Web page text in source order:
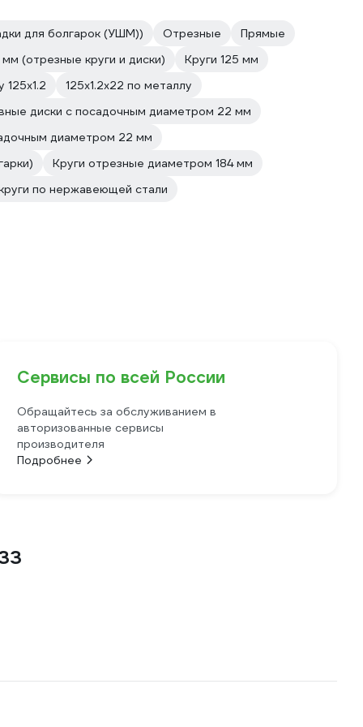
для болгарок (УШМ)) Отрезные
Прямые
мм (отрезные круги и диски)
Круги 125 мм
125х1.2
125х1.2х22 по металлу
диски с посадочным диаметром 22 мм
диаметром 22 мм
Круги отрезные диаметром 184 мм
по нержавеющей стали
Сервисы по всей России
Обращайтесь за обслуживанием в
авторизованные сервисы
производителя
Подробнее